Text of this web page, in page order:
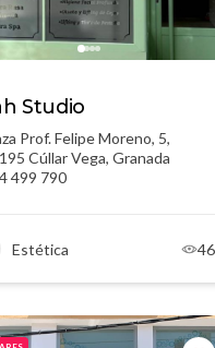
Studio
Prof. Felipe Moreno, 5,
Cúllar Vega, Granada
499 790
Estética 46